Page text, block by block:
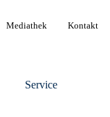
Mediathek Kontakt
Service